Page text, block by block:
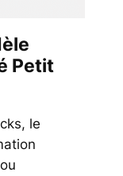
Petit
le